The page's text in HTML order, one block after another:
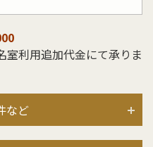
室利用追加代金にて承りま
など